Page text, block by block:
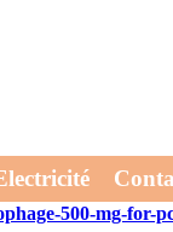
Antimon
500-mg-for-